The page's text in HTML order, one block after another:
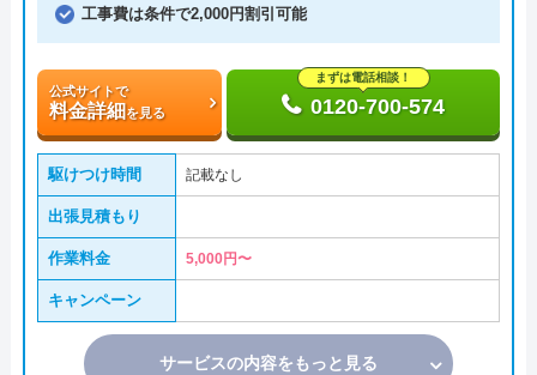
工事費は条件で2,000円割引可能
公式サイトで
料金詳細を見る
まずは電話相談！
0120-700-574
駆けつけ時間 記載なし
出張見積もり
作業料金 5,000円〜
キャンペーン
サービスの内容をもっと見る